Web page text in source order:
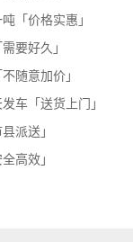
「价格实惠」
要好久」
随意加价」
车「送货上门」
派送」
高效」